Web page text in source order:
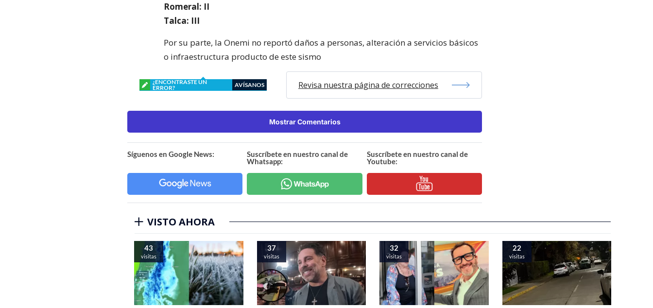
Romeral: II
Talca: III
Por su parte, la Onemi no reportó daños a personas, alteración a servicios básicos
o infraestructura producto de este sismo
¿ENCONTRASTE UN
ERROR?
AVÍSANOS Revisa nuestra página de correcciones
Mostrar Comentarios
Síguenos en Google News:
Suscríbete en nuestro canal de
Whatsapp:
Suscríbete en nuestro canal de
Youtube:
VISTO AHORA
43
visitas
37
visitas
32
visitas
22
visitas